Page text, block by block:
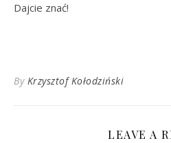
Dajcie znać!
By Krzysztof Kołodziński
LEAVE A